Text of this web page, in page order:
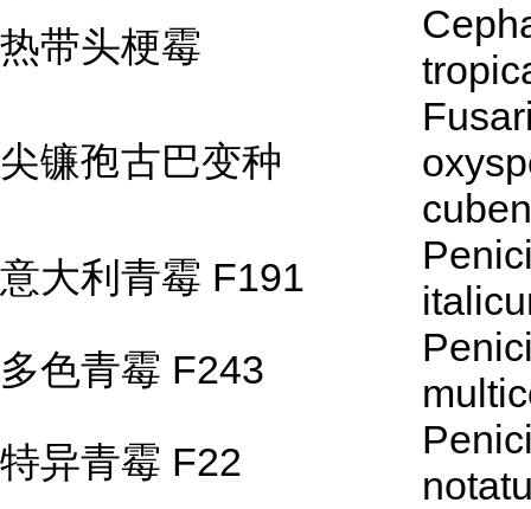
热带头梗霉
尖镰孢古巴变种
意大利青霉 F191
多色青霉 F243
特异青霉 F22